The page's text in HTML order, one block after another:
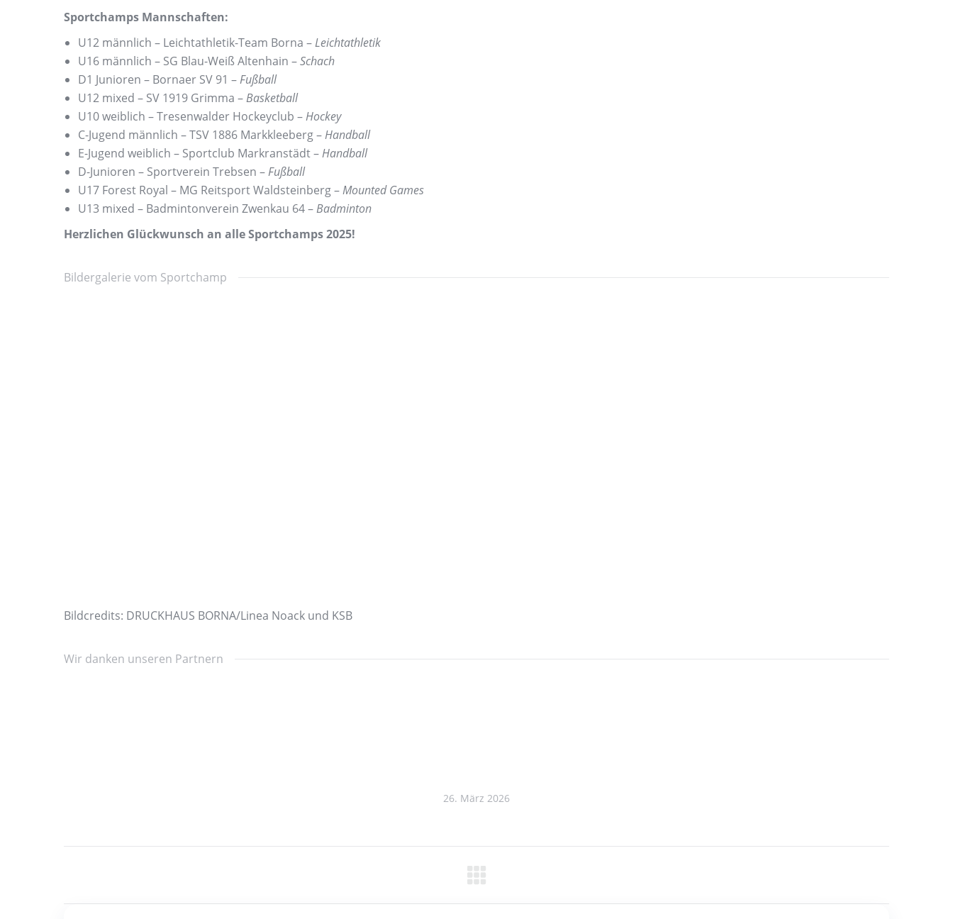
Sportchamps Mannschaften:
U12 männlich – Leichtathletik-Team Borna –Leichtathletik
U16 männlich – SG Blau-Weiß Altenhain –Schach
D1 Junioren – Bornaer SV 91 –Fußball
U12 mixed – SV 1919 Grimma –Basketball
U10 weiblich – Tresenwalder Hockeyclub –Hockey
C-Jugend männlich – TSV 1886 Markkleeberg –Handball
E-Jugend weiblich – Sportclub Markranstädt –Handball
D-Junioren – Sportverein Trebsen –Fußball
U17 Forest Royal – MG Reitsport Waldsteinberg –Mounted Games
U13 mixed – Badmintonverein Zwenkau 64 –Badminton
Herzlichen Glückwunsch an alle Sportchamps 2025!
Bildergalerie vom Sportchamp
Bildcredits: DRUCKHAUS BORNA/Linea Noack und KSB
Wir danken unseren Partnern
26. März 2026